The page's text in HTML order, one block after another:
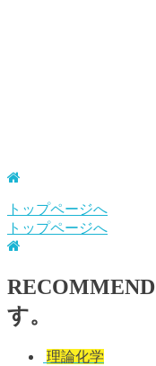
トップページへ
トップページへ
RECOMMEND
す。
理論化学